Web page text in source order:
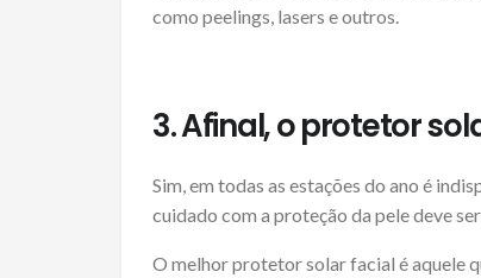
como peelings, lasers e outros.
3. Afinal, o protetor
Sim, em todas as estações do ano é
cuidado com a proteção da pele deve
O melhor protetor solar facial é aquele